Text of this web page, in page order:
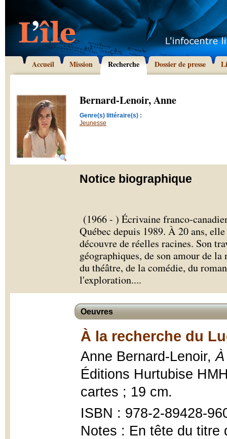
Accueil Mission Recherche Dossier de presse
Bernard-Lenoir, Anne
Genre(s) littéraire(s) :
Jeunesse
Notice biographique
(1966 - ) Écrivaine franco-
Québec depuis 1989. À 20 ans,
découvre de réelles racines. Son
géographiques, de son amour de
du théâtre, de la comédie, du
l'exploration....
Oeuvres
À la recherche du
Anne Bernard-Lenoir,
Éditions Hurtubise
cartes ; 19 cm.
ISBN : 978-2-89428-
Notes : En tête du titre